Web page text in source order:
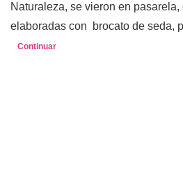
Naturaleza, se vieron en
elaboradas con brocato de seda,
Continuar